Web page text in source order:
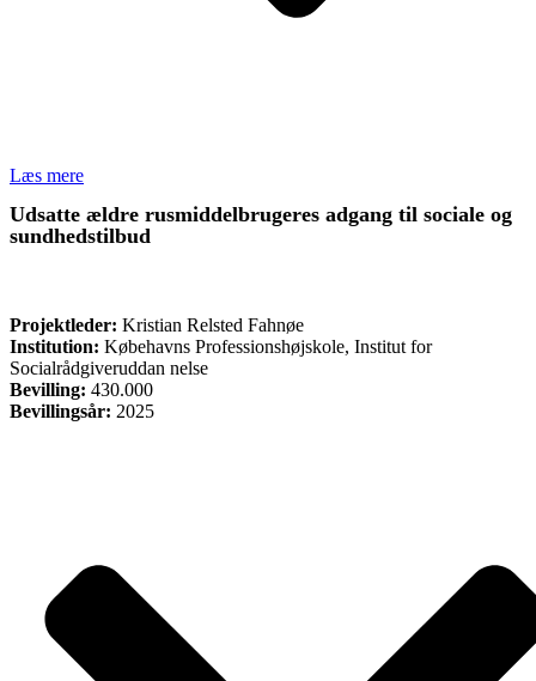
Læs mere
Udsatte ældre rusmiddelbrugeres adgang til sociale og
sundhedstilbud
Projektleder: Kristian Relsted Fahnøe
Institution: Købehavns Professionshøjskole, Institut for
Socialrådgiveruddan nelse
Bevilling: 430.000
Bevillingsår: 2025